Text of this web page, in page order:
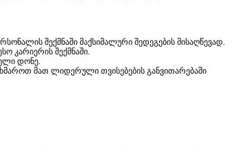
შექმნაში მაქსიმალური შედეგების მისაღწევად.
კარიერის შექმნაში.
დონე.
მათ ლიდერული თვისებების განვითარებაში